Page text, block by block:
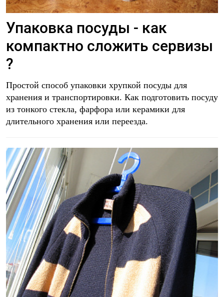
Упаковка посуды - как
компактно сложить сервизы
?
Простой способ упаковки хрупкой посуды для
хранения и транспортировки. Как подготовить посуду
из тонкого стекла, фарфора или керамики для
длительного хранения или переезда.